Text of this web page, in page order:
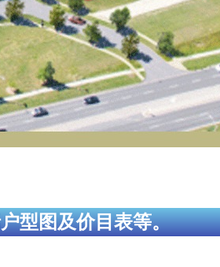
型图及价目表等。